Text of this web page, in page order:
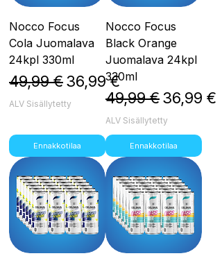
Nocco Focus
Cola Juomalava
24kpl 330ml
Normaali hinta
49,99 €Alehinta
36,99 €
ALV Sisällytetty
Ennakkotilaa
Nocco Focus
Black Orange
Juomalava 24kpl
330ml
Normaali hinta
49,99 €Alehinta
36,99 €
ALV Sisällytetty
Ennakkotilaa